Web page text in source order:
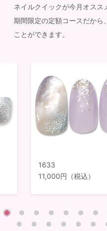
ネイルクイックが今月オスス
期間限定の定額コースだから
ことができます。
1633
11,000円（税込）